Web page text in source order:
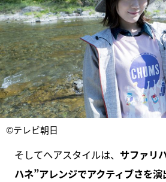
©テレビ朝日
そしてヘアスタイルは、 サファリ
ハネ”アレンジでアクティブさを演